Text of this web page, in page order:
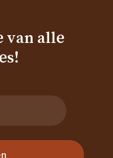
van alle